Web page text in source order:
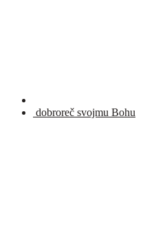
dobroreč svojmu Bohu